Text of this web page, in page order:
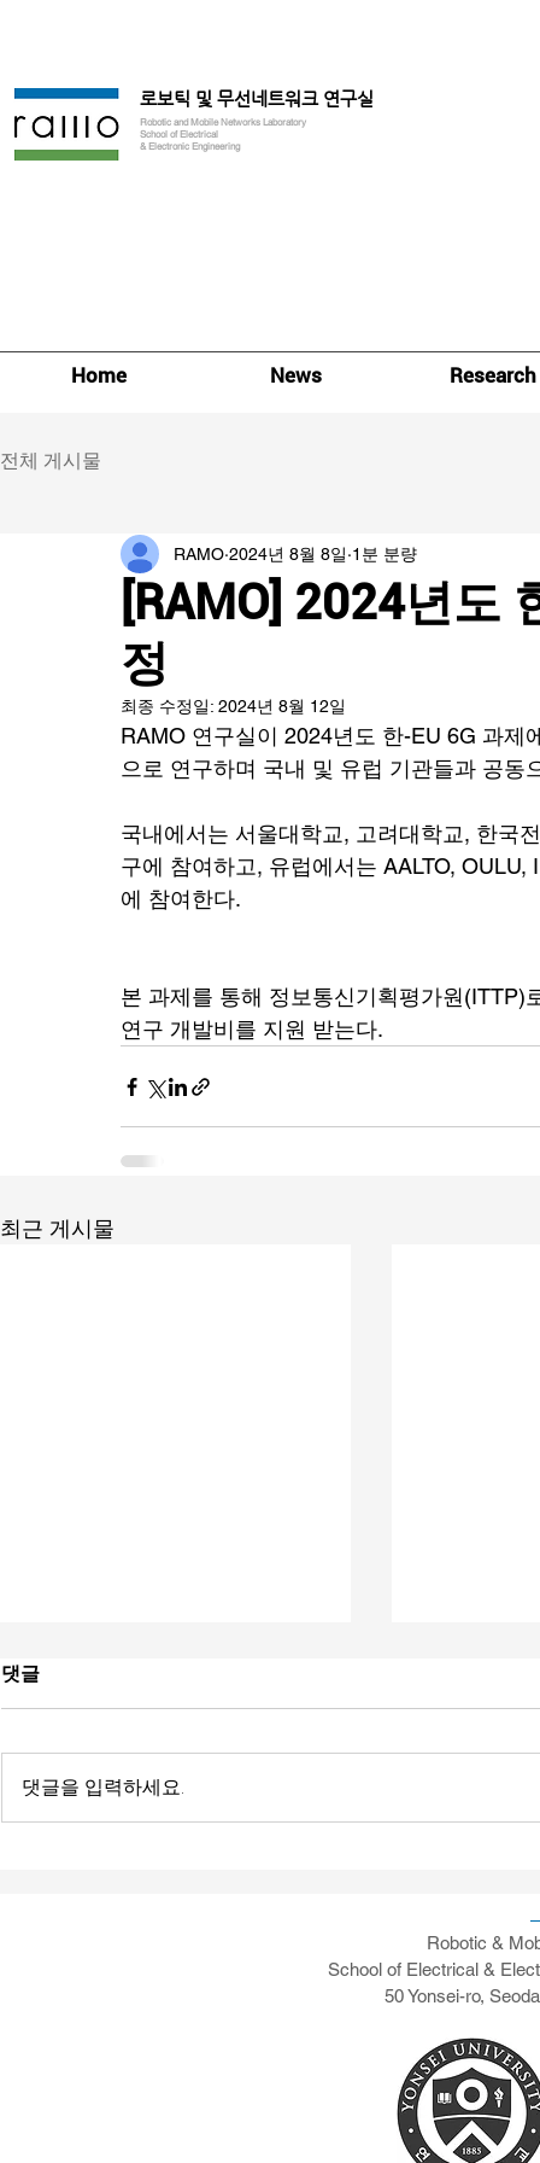
로보틱 및 무선네트워크 연구실
Robotic and Mobile Networks Laboratory
School of Electrical
& Electronic Engineering
Home News Research
전체 게시물
[RAMO] 2024년도
정
RAMO 2024년 8월 8일 1분 분량
최종 수정일: 2024년 8월 12일
RAMO 연구실이 2024년도 한-EU 6G 과제
으로 연구하며 국내 및 유럽 기관들과 공동
국내에서는 서울대학교, 고려대학교, 한국
구에 참여하고, 유럽에서는 AALTO,
에 참여한다.
본 과제를 통해 정보통신기획평가원
연구 개발비를 지원 받는다.
최근 게시물
Testbed
댓글
댓글을 입력하세요.
Robotic &
School of Electrical &
50 Yonsei-ro,